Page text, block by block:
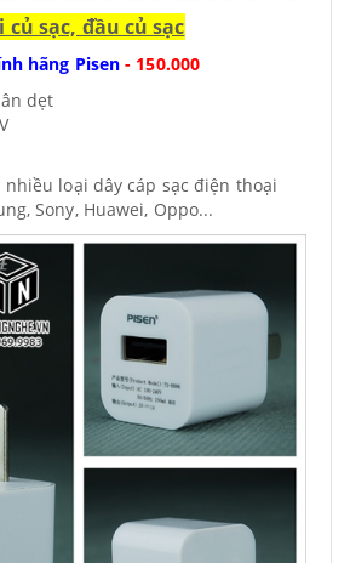
củ sạc, đầu củ sạc
hãng Pisen - 150.000
dẹt
loại dây cáp sạc điện thoại
Sony, Huawei, Oppo...